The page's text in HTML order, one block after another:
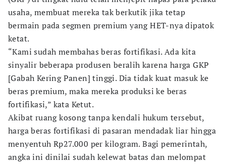
usaha, membuat mereka tak berkutik jika tetap
bermain pada segmen premium yang HET-nya dipatok
ketat.
“Kami sudah membahas beras fortifikasi. Ada kita
sinyalir beberapa produsen beralih karena harga GKP
[Gabah Kering Panen] tinggi. Dia tidak kuat masuk ke
beras premium, maka mereka produksi ke beras
fortifikasi,” kata Ketut.
Akibat ruang kosong tanpa kendali hukum tersebut,
harga beras fortifikasi di pasaran mendadak liar hingga
menyentuh Rp27.000 per kilogram. Bagi pemerintah,
angka ini dinilai sudah kelewat batas dan melompat